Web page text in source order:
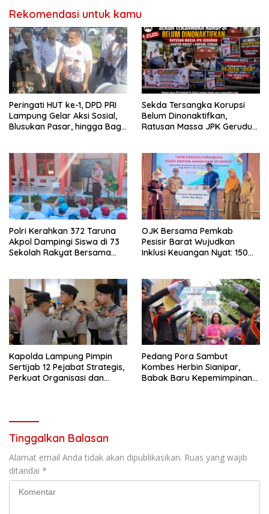
Rekomendasi untuk kamu
Peringati HUT ke-1, DPD PRI
Lampung Gelar Aksi Sosial,
Blusukan Pasar, hingga Bagi-
Sekda Tersangka Korupsi
Belum Dinonaktifkan,
Ratusan Massa JPK Geruduk
Polri Kerahkan 372 Taruna
Akpol Dampingi Siswa di 73
Sekolah Rakyat Bersama
OJK Bersama Pemkab
Pesisir Barat Wujudkan
Inklusi Keuangan Nyat: 150
Kapolda Lampung Pimpin
Sertijab 12 Pejabat Strategis,
Perkuat Organisasi dan
Pedang Pora Sambut
Kombes Herbin Sianipar,
Babak Baru Kepemimpinan
Tinggalkan Balasan
Alamat email Anda tidak akan dipublikasikan. Ruas yang wajib
ditandai *